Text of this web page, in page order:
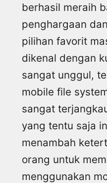
berhasil meraih
penghargaan
pilihan favorit
dikenal dengan
sangat unggul,
mobile file
sangat
yang tentu saja
menambah
orang untuk
menggunakan